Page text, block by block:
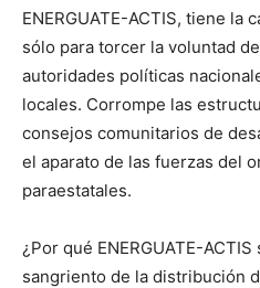
ENERGUATE-ACTIS, tiene la
sólo para torcer la voluntad
autoridades políticas
locales. Corrompe las
consejos comunitarios de
el aparato de las fuerzas del
paraestatales.
¿Por qué ENERGUATE-
sangriento de la distribución